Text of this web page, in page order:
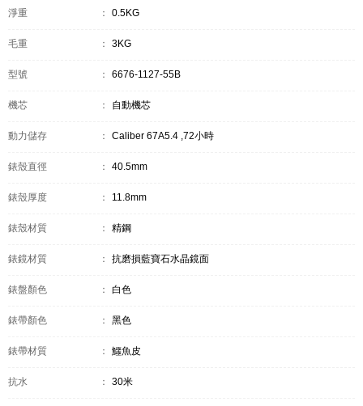
淨重 ： 0.5KG
毛重 ： 3KG
型號 ： 6676-1127-55B
機芯 ： 自動機芯
動力儲存 ： Caliber 67A5.4 ,72小時
錶殼直徑 ： 40.5mm
錶殼厚度 ： 11.8mm
錶殼材質 ： 精鋼
錶鏡材質 ： 抗磨損藍寶石水晶鏡面
錶盤顏色 ： 白色
錶帶顏色 ： 黑色
錶帶材質 ： 鱷魚皮
抗水 ： 30米